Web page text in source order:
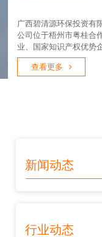
广西碧清源环保投资有
公司位于梧州市粤桂合
业、国家知识产权优势
瞪羚企业及广西第一批
村镇、工业、医疗、含油
查看更多
新闻动态
行业动态